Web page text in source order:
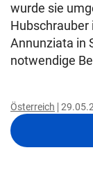
wurde sie
Hubschrauber
Annunziata in
notwendige
Österreich